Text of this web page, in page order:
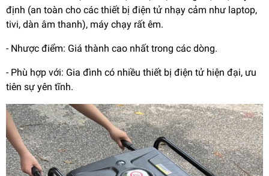
định (an toàn cho các thiết bị điện tử nhạy cảm như laptop,
tivi, dàn âm thanh), máy chạy rất êm.
- Nhược điểm: Giá thành cao nhất trong các dòng.
- Phù hợp với: Gia đình có nhiều thiết bị điện tử hiện đại, ưu
tiên sự yên tĩnh.